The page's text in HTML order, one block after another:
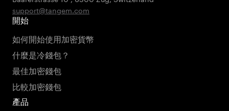
support@tangem.com
開始
如何開始使用加密貨幣
什麼是冷錢包？
最佳加密錢包
比較加密錢包
產品